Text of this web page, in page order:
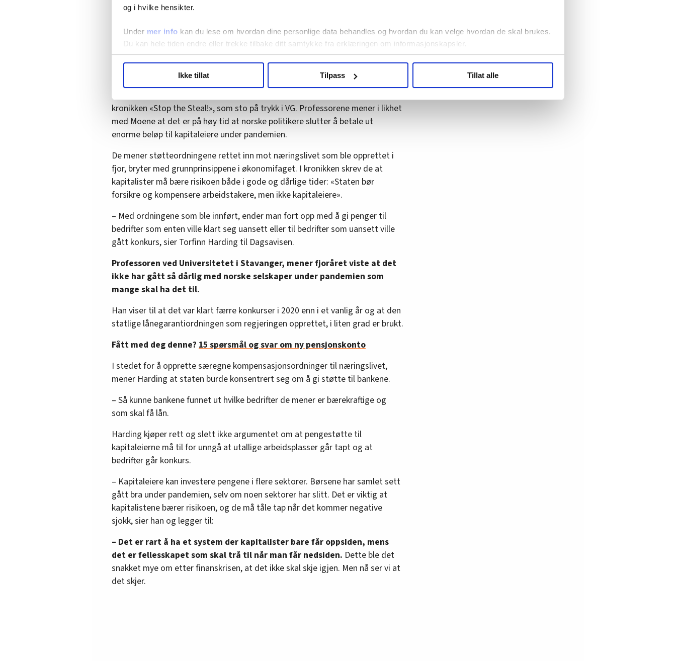
og i hvilke hensikter.
Under mer info kan du lese om hvordan dine personlige data behandles og hvordan du kan velge hvordan de skal brukes.
Du kan hele tiden endre eller trekke tilbake ditt samtykke fra erklæringen om informasjonskapsler.
hvordan våre nettsider blir brukt slik at vi tilby relevant innhold, tilpassede annonser og utarbeide statistikk.
annonsering. Disse er angitt i oversikten lengre ned på denne siden.
Ikke tillat Tilpass Tillat alle
Les også: Permitterte savner oppfølging:
«Stop the Steal!»
Han er ikke alene om å mene at støtteordningene er for rause.
dager siden skrev økonomiprofessorene Torfinn Harding og Magne Mogstad
kronikken «Stop the Steal!», som sto på trykk i VG. Professorene mener i likhet
med Moene at det er på høy tid at norske politikere slutter å betale ut
enorme beløp til kapitaleiere under pandemien.
De mener støtteordningene rettet inn mot næringslivet som ble opprettet i
fjor, bryter med grunnprinsippene i økonomifaget. I kronikken skrev de at
kapitalister må bære risikoen både i gode og dårlige tider: «Staten bør
forsikre og kompensere arbeidstakere, men ikke kapitaleiere».
– Med ordningene som ble innført, ender man fort opp med å gi penger til
bedrifter som enten ville klart seg uansett eller til bedrifter som uansett ville
gått konkurs, sier Torfinn Harding til Dagsavisen.
Professoren ved Universitetet i Stavanger, mener fjoråret viste at det
ikke har gått så dårlig med norske selskaper under pandemien som
mange skal ha det til.
Han viser til at det var klart færre konkurser i 2020 enn i et vanlig år og at den
statlige lånegarantiordningen som regjeringen opprettet, i liten grad er brukt.
Fått med deg denne? 15 spørsmål og svar om ny pensjonskonto
I stedet for å opprette særegne kompensasjonsordninger til næringslivet,
mener Harding at staten burde konsentrert seg om å gi støtte til bankene.
– Så kunne bankene funnet ut hvilke bedrifter de mener er bærekraftige og
som skal få lån.
Harding kjøper rett og slett ikke argumentet om at pengestøtte til
kapitaleierne må til for unngå at utallige arbeidsplasser går tapt og at
bedrifter går konkurs.
– Kapitaleiere kan investere pengene i flere sektorer. Børsene har samlet sett
gått bra under pandemien, selv om noen sektorer har slitt. Det er viktig at
kapitalistene bærer risikoen, og de må tåle tap når det kommer negative
sjokk, sier han og legger til:
– Det er rart å ha et system der kapitalister bare får oppsiden, mens
det er fellesskapet som skal trå til når man får nedsiden. Dette ble det
snakket mye om etter finanskrisen, at det ikke skal skje igjen. Men nå ser vi at
det skjer.